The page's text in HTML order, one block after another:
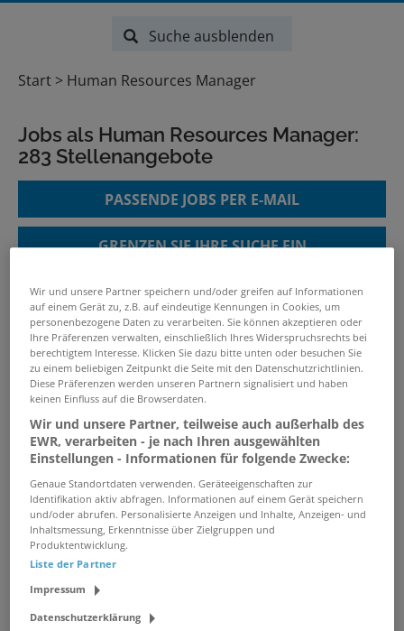
Suche ausblenden
Start Human Resources Manager
Jobs als Human Resources Manager:
283 Stellenangebote
PASSENDE JOBS PER E-MAIL
GRENZEN SIE IHRE SUCHE EIN
Referent HR-Management
(m/w/d) Recruiting in München
08.08.2026 /Becker Büttner Held Rechtsanwälte
Steuerberater Unternehmensberater
PartGmbB/ München
Personal-Manager (m/w/d)
05.08.2026 /HÖRGERÄTE SEIFERT GmbH/
Planegg
Kinder- & Jugendverband in
Teilzeit
Wir und unsere Partner speichern und/oder greifen auf Informationen
auf einem Gerät zu, z.B. auf eindeutige Kennungen in Cookies, um
personenbezogene Daten zu verarbeiten. Sie können akzeptieren oder
Ihre Präferenzen verwalten, einschließlich Ihres Widerspruchsrechts bei
berechtigtem Interesse. Klicken Sie dazu bitte unten oder besuchen Sie
zu einem beliebigen Zeitpunkt die Seite mit den Datenschutzrichtlinien.
Diese Präferenzen werden unseren Partnern signalisiert und haben
keinen Einfluss auf die Browserdaten.
Wir und unsere Partner, teilweise auch außerhalb des
EWR, verarbeiten - je nach Ihren ausgewählten
Einstellungen - Informationen für folgende Zwecke:
Genaue Standortdaten verwenden. Geräteeigenschaften zur
Identifikation aktiv abfragen. Informationen auf einem Gerät speichern
und/oder abrufen. Personalisierte Anzeigen und Inhalte, Anzeigen- und
Inhaltsmessung, Erkenntnisse über Zielgruppen und
Produktentwicklung.
Liste der Partner
Impressum
Datenschutzerklärung